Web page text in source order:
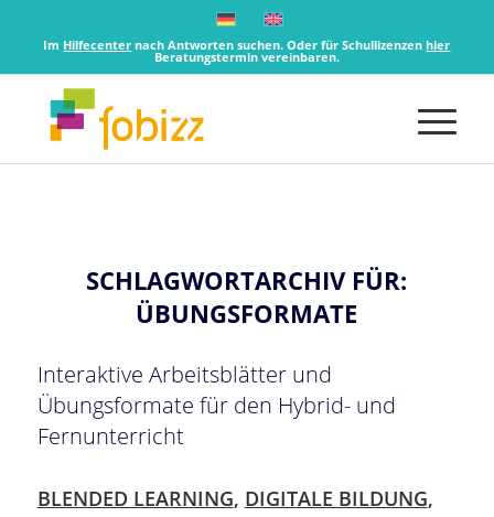
Im Hilfecenter nach Antworten suchen. Oder für Schullizenzenhier
Beratungstermin vereinbaren.
SCHLAGWORTARCHIV FÜR:
ÜBUNGSFORMATE
Interaktive Arbeitsblätter und
Übungsformate für den Hybrid- und
Fernunterricht
BLENDED LEARNING, DIGITALE BILDUNG,